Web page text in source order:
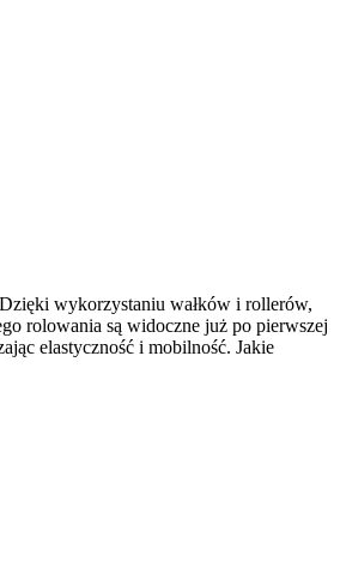
wykorzystaniu wałków i rollerów,
rolowania są widoczne już po pierwszej
elastyczność i mobilność. Jakie